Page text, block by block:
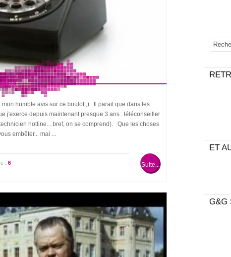
humble avis sur ce boulot ;) Il parait que dans les
j'exerce depuis maintenant presque 3 ans : téléconseiller
hotline... bref, on se comprend). Que les choses
embêter... mai ...
Suite...
:6
ET
G&G